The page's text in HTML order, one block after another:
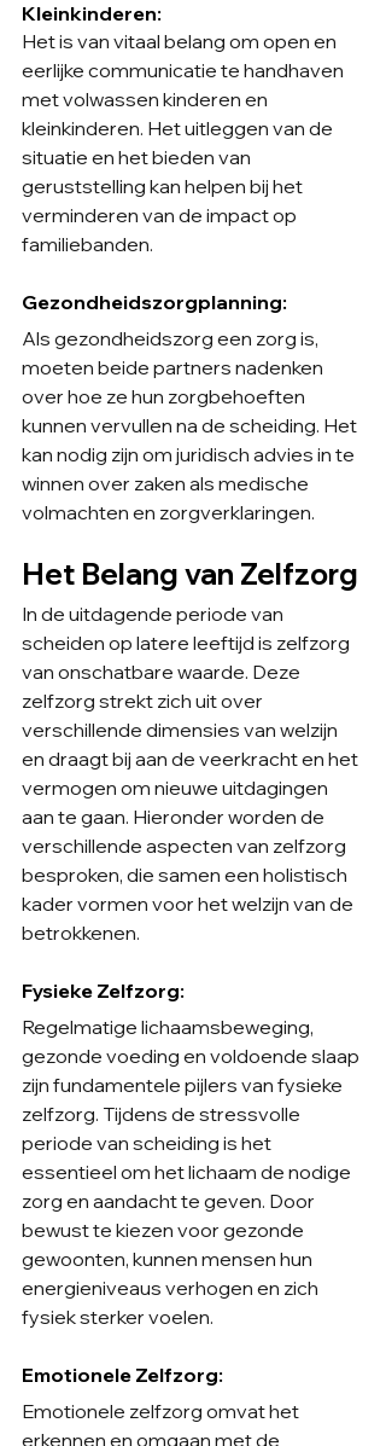
Kleinkinderen:
Het is van vitaal belang om open en
eerlijke communicatie te handhaven
met volwassen kinderen en
kleinkinderen. Het uitleggen van de
situatie en het bieden van
geruststelling kan helpen bij het
verminderen van de impact op
familiebanden.
Gezondheidszorgplanning:
Als gezondheidszorg een zorg is,
moeten beide partners nadenken
over hoe ze hun zorgbehoeften
kunnen vervullen na de scheiding. Het
kan nodig zijn om juridisch advies in te
winnen over zaken als medische
volmachten en zorgverklaringen.
Het Belang van Zelfzorg
In de uitdagende periode van
scheiden op latere leeftijd is zelfzorg
van onschatbare waarde. Deze
zelfzorg strekt zich uit over
verschillende dimensies van welzijn
en draagt bij aan de veerkracht en het
vermogen om nieuwe uitdagingen
aan te gaan. Hieronder worden de
verschillende aspecten van zelfzorg
besproken, die samen een holistisch
kader vormen voor het welzijn van de
betrokkenen.
Fysieke Zelfzorg:
Regelmatige lichaamsbeweging,
gezonde voeding en voldoende slaap
zijn fundamentele pijlers van fysieke
zelfzorg. Tijdens de stressvolle
periode van scheiding is het
essentieel om het lichaam de nodige
zorg en aandacht te geven. Door
bewust te kiezen voor gezonde
gewoonten, kunnen mensen hun
energieniveaus verhogen en zich
fysiek sterker voelen.
Emotionele Zelfzorg:
Emotionele zelfzorg omvat het
erkennen en omgaan met de